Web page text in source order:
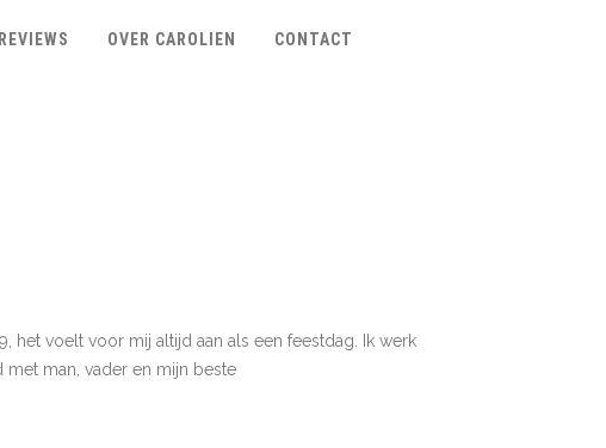
OVER CAROLIEN CONTACT
het voelt voor mij altijd aan als een feestdag. Ik werk
man, vader en mijn beste